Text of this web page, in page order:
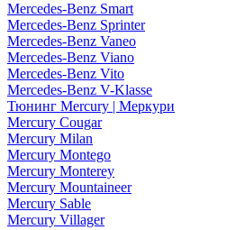
Mercedes-Benz Smart
Mercedes-Benz Sprinter
Mercedes-Benz Vaneo
Mercedes-Benz Viano
Mercedes-Benz Vito
Mercedes-Benz V-Klasse
Тюнинг Mercury | Меркури
Mercury Cougar
Mercury Milan
Mercury Montego
Mercury Monterey
Mercury Mountaineer
Mercury Sable
Mercury Villager